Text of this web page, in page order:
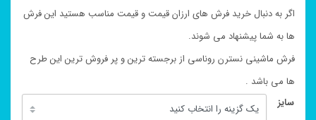
اگر به دنبال خرید فرش های ارزان قیمت و قیمت مناسب هستید این فرش
ها به شما پیشنهاد می شوند.
فرش ماشینی نسترن روناسی از برجسته ترین و پر فروش ترین این طرح
ها می باشد .
سایز